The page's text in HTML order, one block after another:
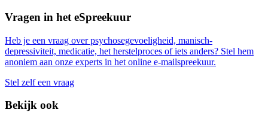
Vragen in het eSpreekuur
Heb je een vraag over psychosegevoeligheid, manisch-
depressiviteit, medicatie, het herstelproces of iets anders? Stel hem
anoniem aan onze experts in het online e-mailspreekuur.
Stel zelf een vraag
Bekijk ook